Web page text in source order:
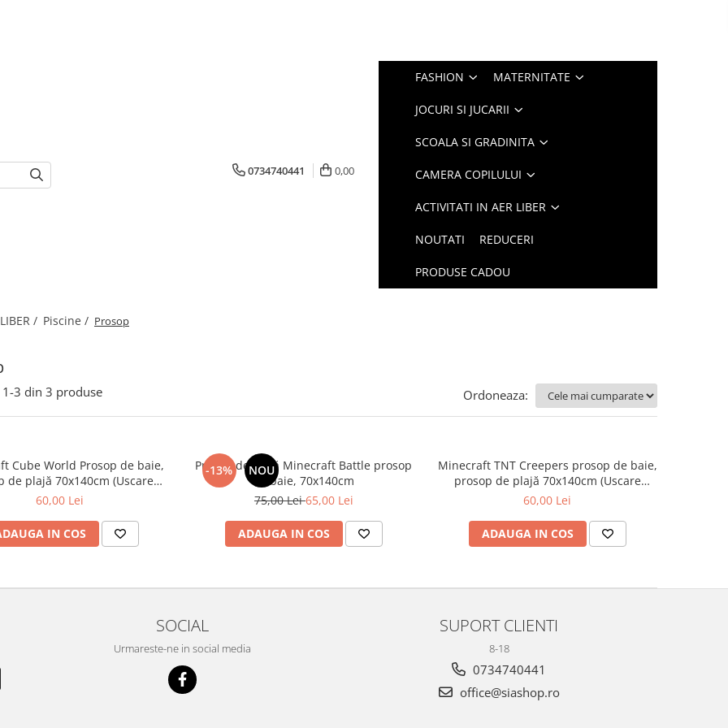
0734740441 0,00
FASHION MATERNITATE
JOCURI SI JUCARII
SCOALA SI GRADINITA
CAMERA COPILULUI
ACTIVITATI IN AER LIBER
NOUTATI REDUCERI
PRODUSE CADOU
/ Piscine / Prosop
1-3 din 3 produse Ordoneaza:
Cube World Prosop de baie,
de plajă 70x140cm (Uscare
Rapidă)
60,00 Lei
IN COS
-13% NOU
Prosop de plajă Minecraft Battle prosop
de baie, 70x140cm
75,00 Lei65,00 Lei
ADAUGA IN COS
Minecraft TNT Creepers prosop de baie,
prosop de plajă 70x140cm (Uscare
Rapidă)
60,00 Lei
ADAUGA IN COS
SOCIAL
Urmareste-ne in social media
SUPORT CLIENTI
8-18
0734740441
office@siashop.ro